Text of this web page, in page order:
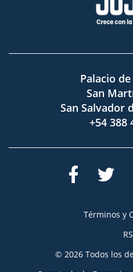
Palacio
San
San Salvador
+54 388
Términos y
© 2026 Todos los